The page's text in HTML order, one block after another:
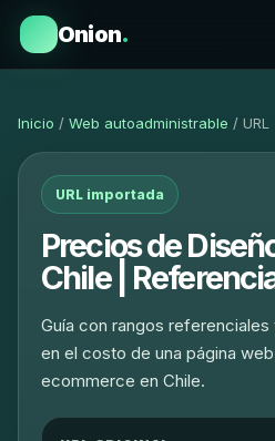
Onion.
Inicio / Web autoadministrable / URL
URL importada
Precios de
Chile |
Guía con rangos
en el costo de una página
ecommerce en Chile.